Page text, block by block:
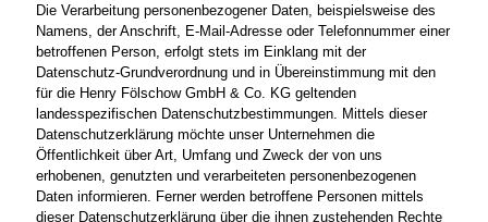
Die Verarbeitung personenbezogener Daten, beispielsweise des
Namens, der Anschrift, E-Mail-Adresse oder Telefonnummer einer
betroffenen Person, erfolgt stets im Einklang mit der
Datenschutz-Grundverordnung und in Übereinstimmung mit den
für die Henry Fölschow GmbH & Co. KG geltenden
landesspezifischen Datenschutzbestimmungen. Mittels dieser
Datenschutzerklärung möchte unser Unternehmen die
Öffentlichkeit über Art, Umfang und Zweck der von uns
erhobenen, genutzten und verarbeiteten personenbezogenen
Daten informieren. Ferner werden betroffene Personen mittels
dieser Datenschutzerklärung über die ihnen zustehenden Rechte